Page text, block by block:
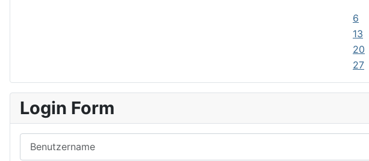
6
13
20
27
Login Form